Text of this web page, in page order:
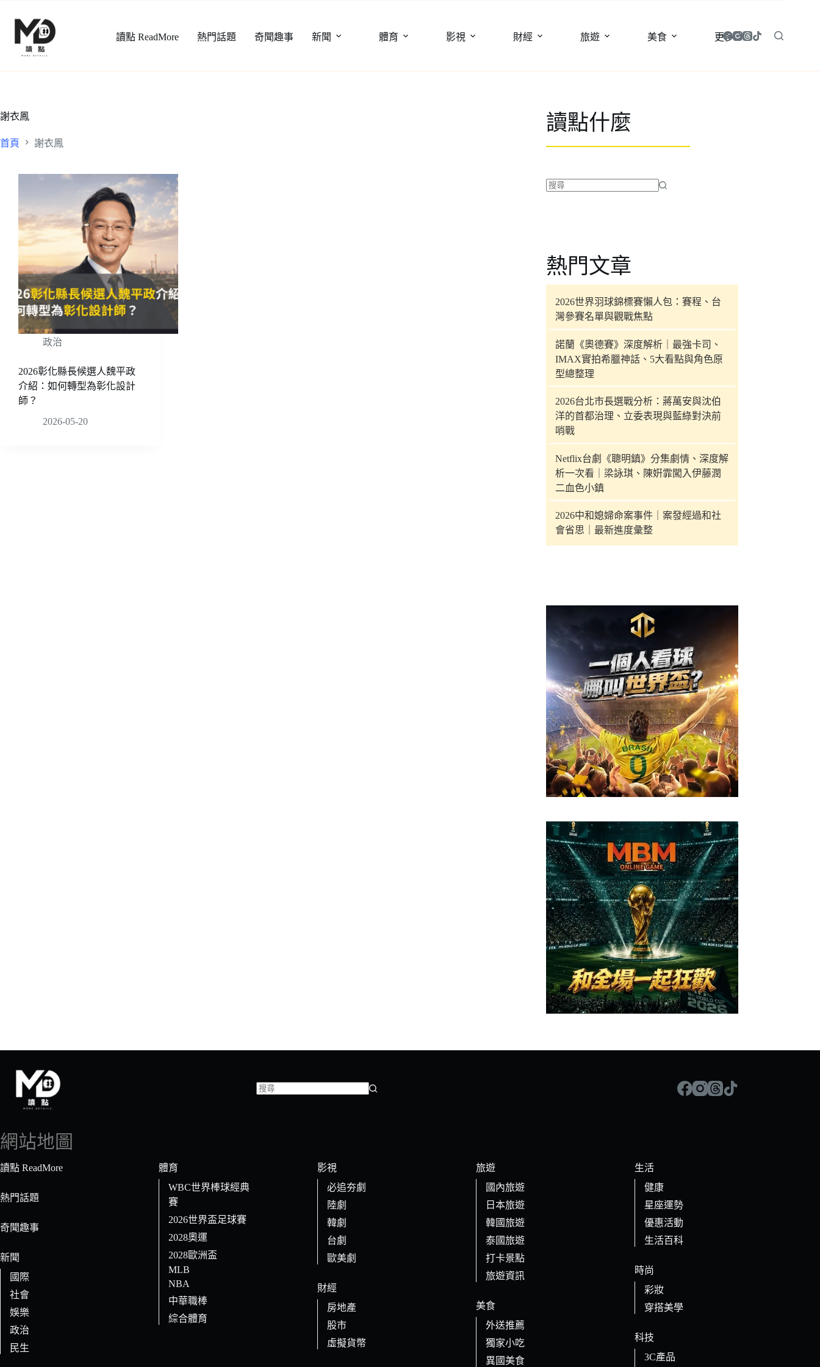
讀點 ReadMore 熱門話題 奇聞趣事 新聞 體育 影視 財經 旅遊 美食 更多
謝衣鳳
首頁 謝衣鳳
政治
2026彰化縣長候選人魏平政
介紹：如何轉型為彰化設計
師？
2026-05-20
讀點什麼
合
條
件
果
熱門文章
2026世界羽球錦標賽懶人包：賽程、台
灣參賽名單與觀戰焦點
諾蘭《奧德賽》深度解析｜最強卡司、
IMAX實拍希臘神話、5大看點與角色原
型總整理
2026台北市長選戰分析：蔣萬安與沈伯
洋的首都治理、立委表現與藍綠對決前
哨戰
Netflix台劇《聰明鎮》分集劇情、深度解
析一次看｜梁詠琪、陳姸霏闖入伊藤潤
二血色小鎮
2026中和媳婦命案事件｜案發經過和社
會省思｜最新進度彙整
網站地圖
讀點 ReadMore
熱門話題
奇聞趣事
新聞
國際
社會
娛樂
政治
民生
體育
WBC世界棒球經典
賽
2026世界盃足球賽
2028奧運
2028歐洲盃
MLB
NBA
中華職棒
綜合體育
影視
必追夯劇
陸劇
韓劇
台劇
歐美劇
財經
房地產
股市
虛擬貨幣
旅遊
國內旅遊
日本旅遊
韓國旅遊
泰國旅遊
打卡景點
旅遊資訊
美食
外送推薦
獨家小吃
異國美食
生活
健康
星座運勢
優惠活動
生活百科
時尚
彩妝
穿搭美學
科技
3C產品